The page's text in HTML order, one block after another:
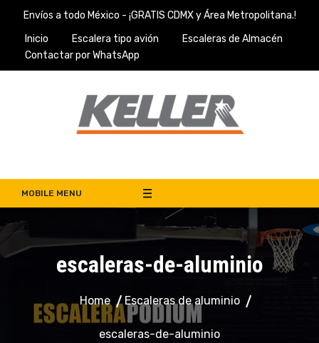
content
Envíos a todo México - ¡GRATIS CDMX y Área Metropolitana.!
Inicio
Escalera tipo avión
Escaleras de Almacén
Contactar por WhatsApp
MOBILE MENU
escaleras-de-aluminio
Home Escaleras de aluminio
escaleras-de-aluminio